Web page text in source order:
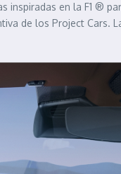
en la F1 ®
de los Project